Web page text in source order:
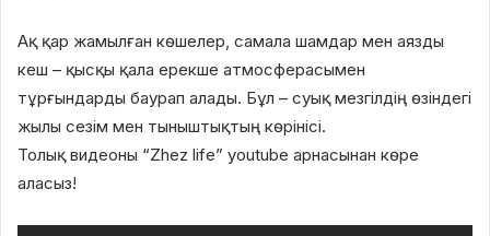
Ақ қар жамылған көшелер, самала шамдар мен аязды
кеш – қысқы қала ерекше атмосферасымен
тұрғындарды баурап алады. Бұл – суық мезгілдің өзіндегі
жылы сезім мен тыныштықтың көрінісі.
Толық видеоны “Zhez life” youtube арнасынан көре
аласыз!